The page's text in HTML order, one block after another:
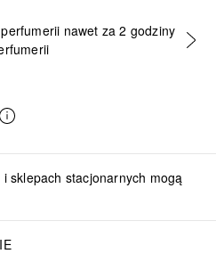
KOSZYKA
nawet za 2 godziny
sklepach stacjonarnych mogą